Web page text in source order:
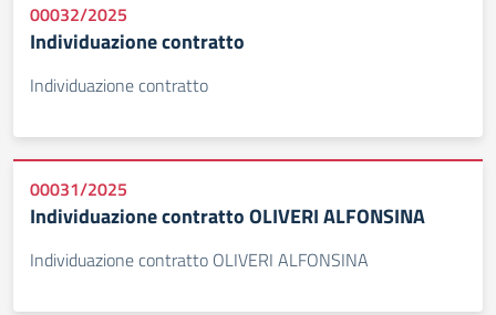
00032/2025
Individuazione contratto
Individuazione contratto
00031/2025
Individuazione contratto OLIVERI ALFONSINA
Individuazione contratto OLIVERI ALFONSINA